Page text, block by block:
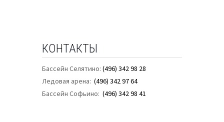
КОНТАКТЫ
Бассейн Селятино: (496) 342 98 28
Ледовая арена: (496) 342 97 64
Бассейн Софьино: (496) 342 98 41